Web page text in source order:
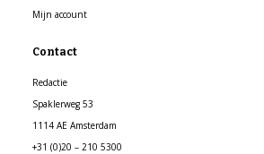
Mijn account
Contact
Redactie
Spaklerweg 53
1114 AE Amsterdam
+31 (0)20 – 210 5300